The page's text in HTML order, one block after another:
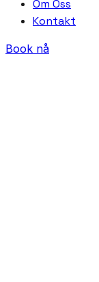
Om Oss
Kontakt
Book nå